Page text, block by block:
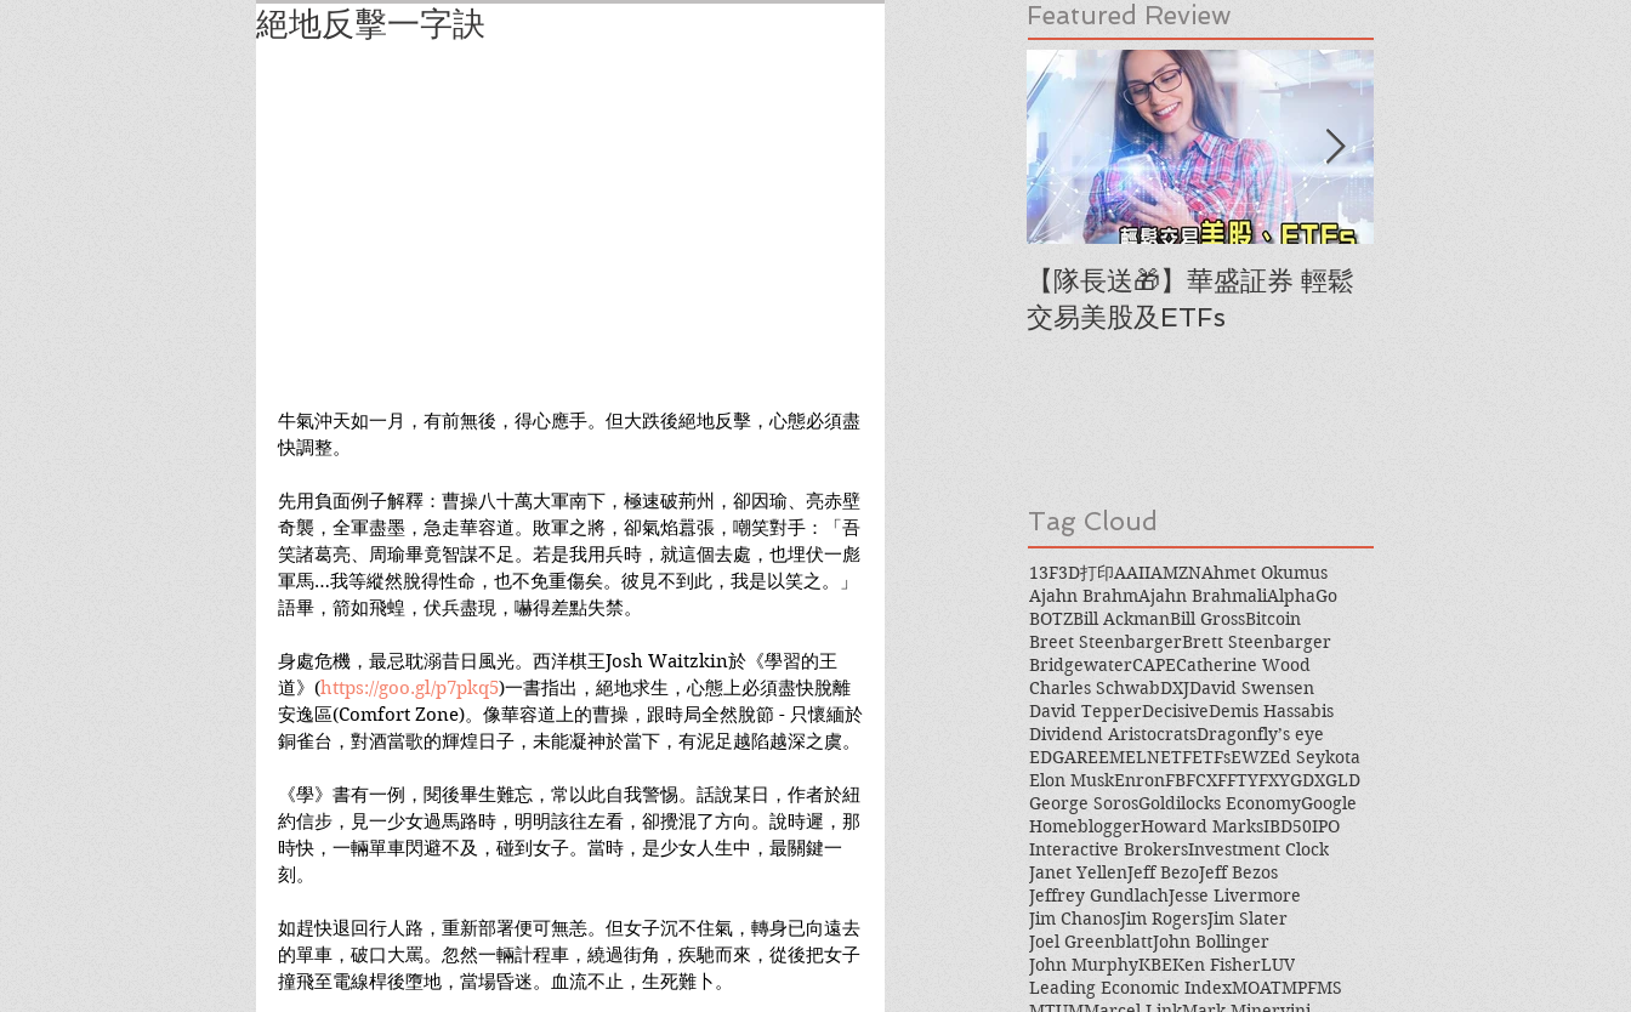
絕地反擊一字訣
牛氣沖天如一月，有前無後，得心應手。但大跌後絕地反擊，心態必須盡
快調整。
先用負面例子解釋：曹操八十萬大軍南下，極速破荊州，卻因瑜、亮赤壁
奇襲，全軍盡墨，急走華容道。敗軍之將，卻氣焰囂張，嘲笑對手：「吾
笑諸葛亮、周瑜畢竟智謀不足。若是我用兵時，就這個去處，也埋伏一彪
軍馬…我等縱然脫得性命，也不免重傷矣。彼見不到此，我是以笑之。」
語畢，箭如飛蝗，伏兵盡現，嚇得差點失禁。
身處危機，最忌耽溺昔日風光。西洋棋王Josh Waitzkin於《學習的王
道》(https://goo.gl/p7pkq5)一書指出，絕地求生，心態上必須盡快脫離
安逸區(Comfort Zone)。像華容道上的曹操，跟時局全然脫節 - 只懷緬於
銅雀台，對酒當歌的輝煌日子，未能凝神於當下，有泥足越陷越深之虞。
《學》書有一例，閱後畢生難忘，常以此自我警惕。話說某日，作者於紐
約信步，見一少女過馬路時，明明該往左看，卻攪混了方向。說時遲，那
時快，一輛單車閃避不及，碰到女子。當時，是少女人生中，最關鍵一
刻。
如趕快退回行人路，重新部署便可無恙。但女子沉不住氣，轉身已向遠去
的單車，破口大罵。忽然一輛計程車，繞過街角，疾馳而來，從後把女子
撞飛至電線桿後墮地，當場昏迷。血流不止，生死難卜。
Featured Review
【隊長送🎁】華盛証券 輕鬆
交易美股及ETFs
Tag Cloud
13F3D打印AAIIAMZNAhmet Okumus
Ajahn BrahmAjahn BrahmaliAlphaGo
BOTZBill AckmanBill GrossBitcoin
Breet SteenbargerBrett Steenbarger
BridgewaterCAPECatherine Wood
Charles SchwabDXJDavid Swensen
David TepperDecisiveDemis Hassabis
Dividend AristocratsDragonfly’s eye
EDGAREEMELNETFETFsEWZEd Seykota
Elon MuskEnronFBFCXFFTYFXYGDXGLD
George SorosGoldilocks EconomyGoogle
HomebloggerHoward MarksIBD50IPO
Interactive BrokersInvestment Clock
Janet YellenJeff BezoJeff Bezos
Jeffrey GundlachJesse Livermore
Jim ChanosJim RogersJim Slater
Joel GreenblattJohn Bollinger
John MurphyKBEKen FisherLUV
Leading Economic IndexMOATMPFMS